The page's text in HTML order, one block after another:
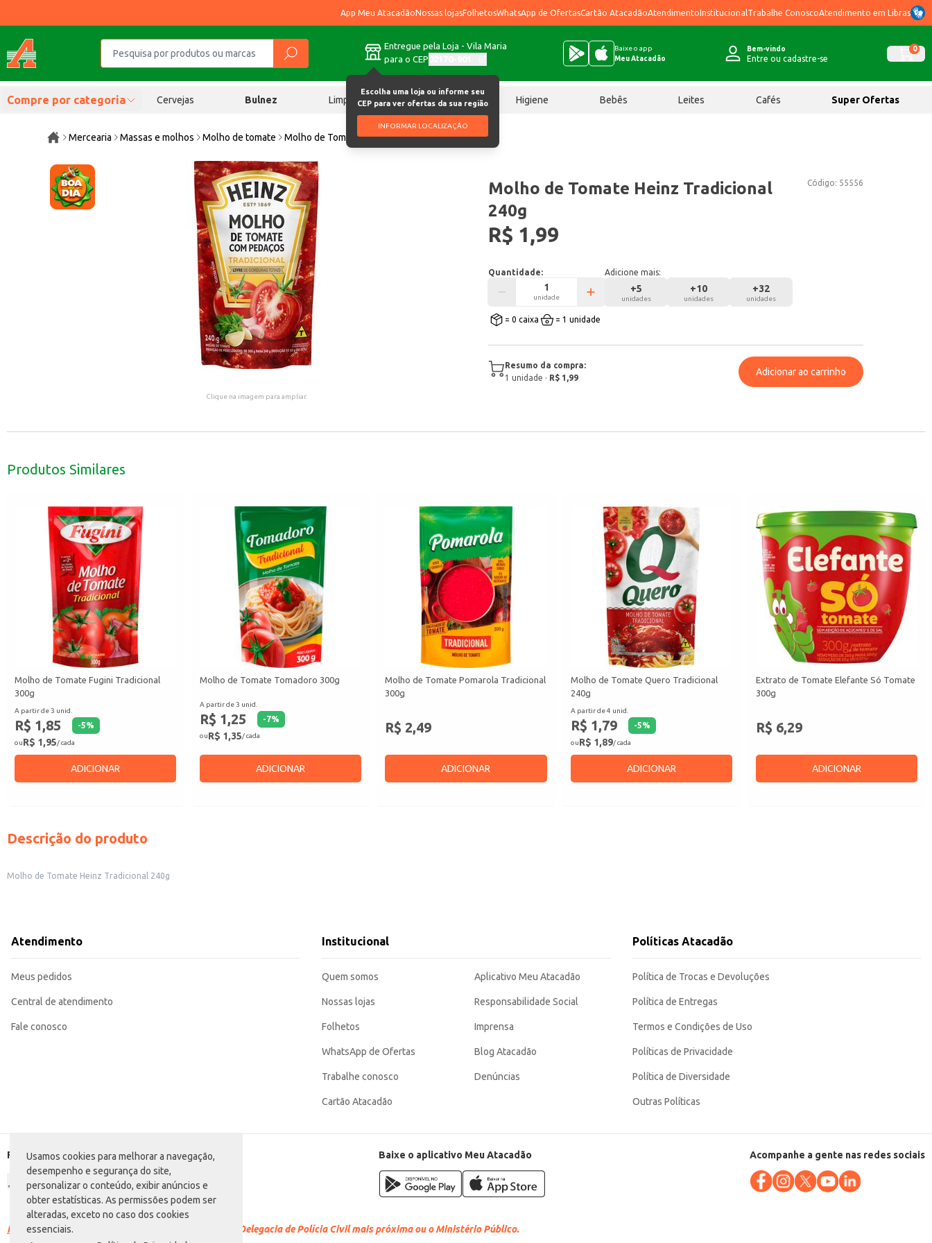
Usamos cookies para melhorar a navegação,
desempenho e segurança do site,
personalizar o conteúdo, exibir anúncios e
obter estatísticas. As permissões podem ser
alteradas, exceto no caso dos cookies
essenciais.
App Meu AtacadãoNossas lojasFolhetosWhatsApp de OfertasCartão AtacadãoAtendimentoInstitucional Trabalhe ConoscoAtendimento em Libras
Entregue pela Loja - Vila Maria
para o CEP
Escolha uma loja ou informe seu
CEP para ver ofertas da sua região
INFORMAR LOCALIZAÇÃO
Baixe o app
Meu Atacadão
Bem-vindo
Entre ou cadastre-se
0
Compre por categoria Cervejas Bulnez Limpeza Chocolates Higiene Bebês Leites Cafés Super Ofertas
Mercearia Massas e molhos Molho de tomate Molho de Tomate Heinz Tradicional 240g
Clique na imagem para ampliar.
Código: 55556
Molho de Tomate Heinz Tradicional
240g
R$ 1,99
Quantidade:
unidade
Adicione mais:
+5
unidades
+10
unidades
+32
unidades
= 0 caixa = 1 unidade
Resumo da compra:
1 unidade · R$ 1,99
Adicionar ao carrinho
Produtos Similares
Molho de Tomate Fugini Tradicional
300g
A partir de 3 unid.
R$ 1,85 -5%
ouR$ 1,95/ cada
ADICIONAR
Molho de Tomate Tomadoro 300g
A partir de 3 unid.
R$ 1,25 -7%
ouR$ 1,35/ cada
ADICIONAR
Molho de Tomate Pomarola Tradicional
300g
R$ 2,49
ADICIONAR
Molho de Tomate Quero Tradicional
240g
A partir de 4 unid.
R$ 1,79 -5%
ouR$ 1,89/ cada
ADICIONAR
Extrato de Tomate Elefante Só Tomate
300g
R$ 6,29
ADICIONAR
Descrição do produto
Molho de Tomate Heinz Tradicional 240g
Atendimento
Meus pedidos
Central de atendimento
Fale conosco
Institucional
Quem somos
Nossas lojas
Folhetos
WhatsApp de Ofertas
Trabalhe conosco
Cartão Atacadão
Aplicativo Meu Atacadão
Responsabilidade Social
Imprensa
Blog Atacadão
Denúncias
Políticas Atacadão
Política de Trocas e Devoluções
Política de Entregas
Termos e Condições de Uso
Políticas de Privacidade
Política de Diversidade
Outras Políticas
Formas de pagamento Baixe o aplicativo Meu Atacadão Acompanhe a gente nas redes sociais
Racismo é crime. Denuncie. Disque 100 ou procure a Delegacia de Polícia Civil mais próxima ou o Ministério Público.